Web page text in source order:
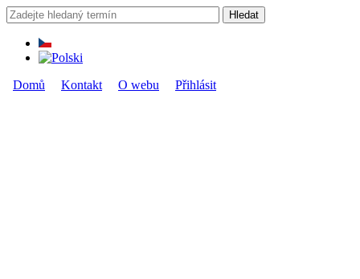
Přejít k hlavnímu obsahu
Vyhledávání
Hledat
Domů Kontakt O webu Přihlásit